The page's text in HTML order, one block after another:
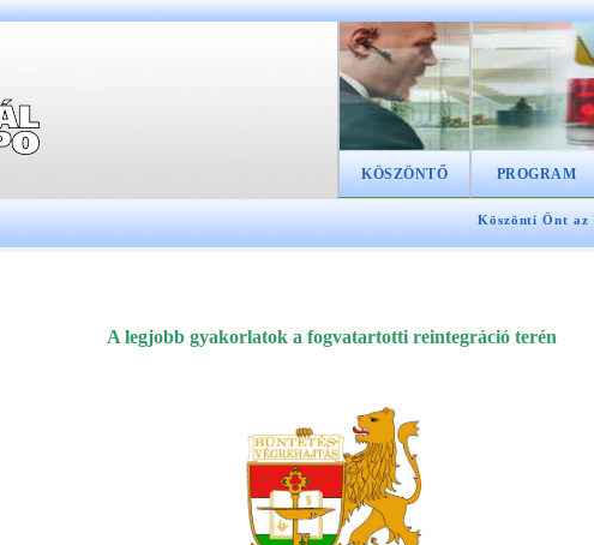
KÖSZÖNTŐ PROGRAM
Köszönti Önt az
A legjobb gyakorlatok a fogvatartotti reintegráció terén